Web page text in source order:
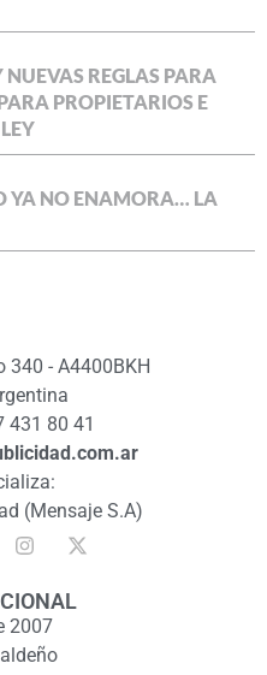
REGLAS PARA
PROPIETARIOS E
YA NO ENAMORA… LA
340 - A4400BKH
431 80 41
(Mensaje S.A)
2007